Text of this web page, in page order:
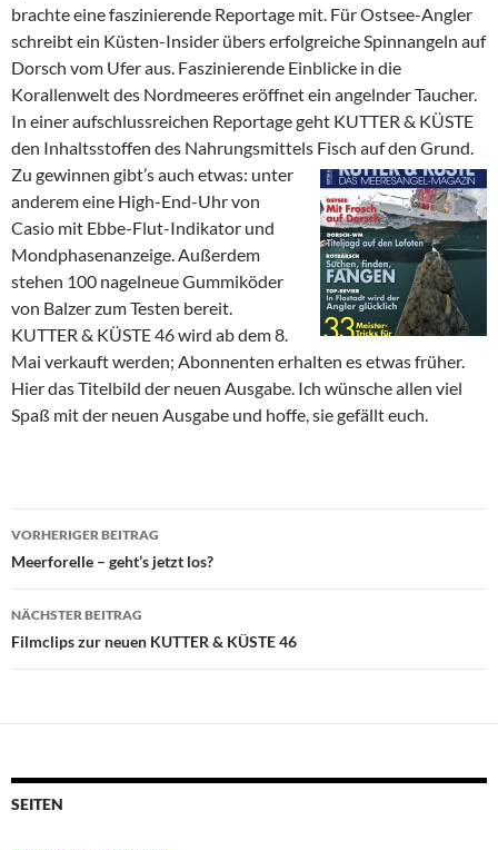
brachte eine faszinierende Reportage mit. Für Ostsee-Angler
schreibt ein Küsten-Insider übers erfolgreiche Spinnangeln auf
Dorsch vom Ufer aus. Faszinierende Einblicke in die
Korallenwelt des Nordmeeres eröffnet ein angelnder Taucher.
In einer aufschlussreichen Reportage geht KUTTER & KÜSTE
den Inhaltsstoffen des Nahrungsmittels Fisch auf den Grund.
Zu gewinnen gibt’s auch etwas: unter
anderem eine High-End-Uhr von
Casio mit Ebbe-Flut-Indikator und
Mondphasenanzeige. Außerdem
stehen 100 nagelneue Gummiköder
von Balzer zum Testen bereit.
KUTTER & KÜSTE 46 wird ab dem 8.
Mai verkauft werden; Abonnenten erhalten es etwas früher.
Hier das Titelbild der neuen Ausgabe. Ich wünsche allen viel
Spaß mit der neuen Ausgabe und hoffe, sie gefällt euch.
Beitragsnavigation
VORHERIGER BEITRAG
Meerforelle – geht’s jetzt los?
NÄCHSTER BEITRAG
Filmclips zur neuen KUTTER & KÜSTE 46
SEITEN